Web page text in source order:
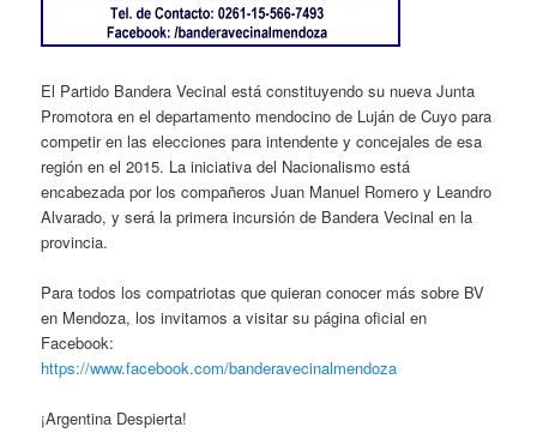
El Partido Bandera Vecinal está constituyendo su nueva Junta
Promotora en el departamento mendocino de Luján de Cuyo para
competir en las elecciones para intendente y concejales de esa
región en el 2015. La iniciativa del Nacionalismo está
encabezada por los compañeros Juan Manuel Romero y Leandro
Alvarado, y será la primera incursión de Bandera Vecinal en la
provincia.
Para todos los compatriotas que quieran conocer más sobre BV
en Mendoza, los invitamos a visitar su página oficial en
Facebook:
https://www.facebook.com/banderavecinalmendoza
¡Argentina Despierta!